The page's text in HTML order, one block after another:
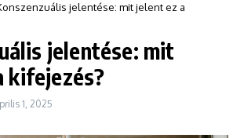
jelentése: mit jelent ez a
jelentése: mit
kifejezés?
1, 2025